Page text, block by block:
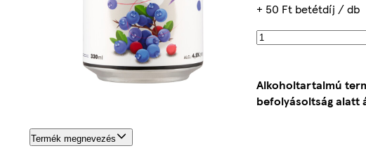
+ 50 Ft betétdíj / db
Alkoholtartalmú
befolyásoltság alatt
Termék megnevezés